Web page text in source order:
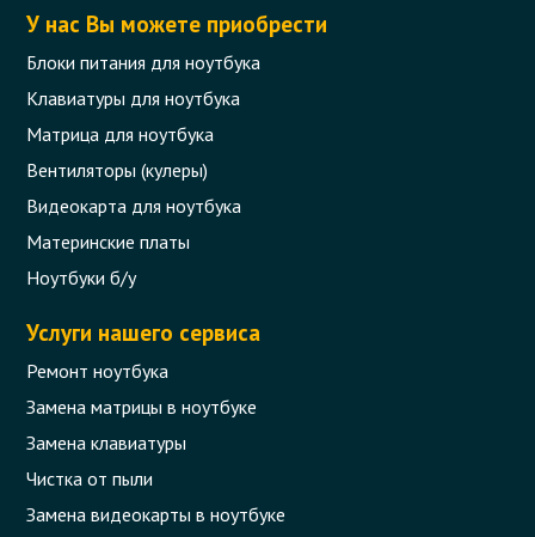
У нас Вы можете приобрести
Блоки питания для ноутбука
Клавиатуры для ноутбука
Матрица для ноутбука
Вентиляторы (кулеры)
Видеокарта для ноутбука
Материнские платы
Ноутбуки б/у
Услуги нашего сервиса
Ремонт ноутбука
Замена матрицы в ноутбуке
Замена клавиатуры
Чистка от пыли
Замена видеокарты в ноутбуке